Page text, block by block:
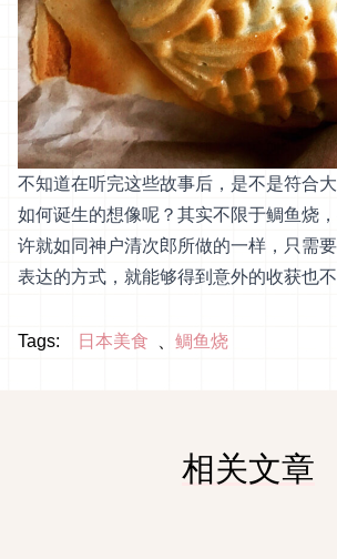
不知道在听完这些故事后，是不是符合
如何诞生的想像呢？其实不限于鲷鱼烧
许就如同神户清次郎所做的一样，只需
表达的方式，就能够得到意外的收获也不
Tags: 日本美食 鲷鱼烧
相关文章